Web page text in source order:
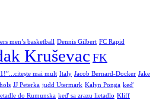
men’s basketball Dennis Gilbert FC Rapid
Kruševac FK
mai mult Italy Jacob Bernard-Docker Jake
JJ Peterka judd Utermark Kalyn Ponga keď
do Rumunska keď sa zrazu lietadlo Kliff